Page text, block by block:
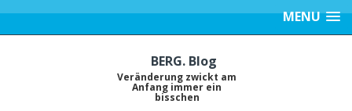
MENU
BERG. Blog
Veränderung zwickt am
Anfang immer ein
bisschen